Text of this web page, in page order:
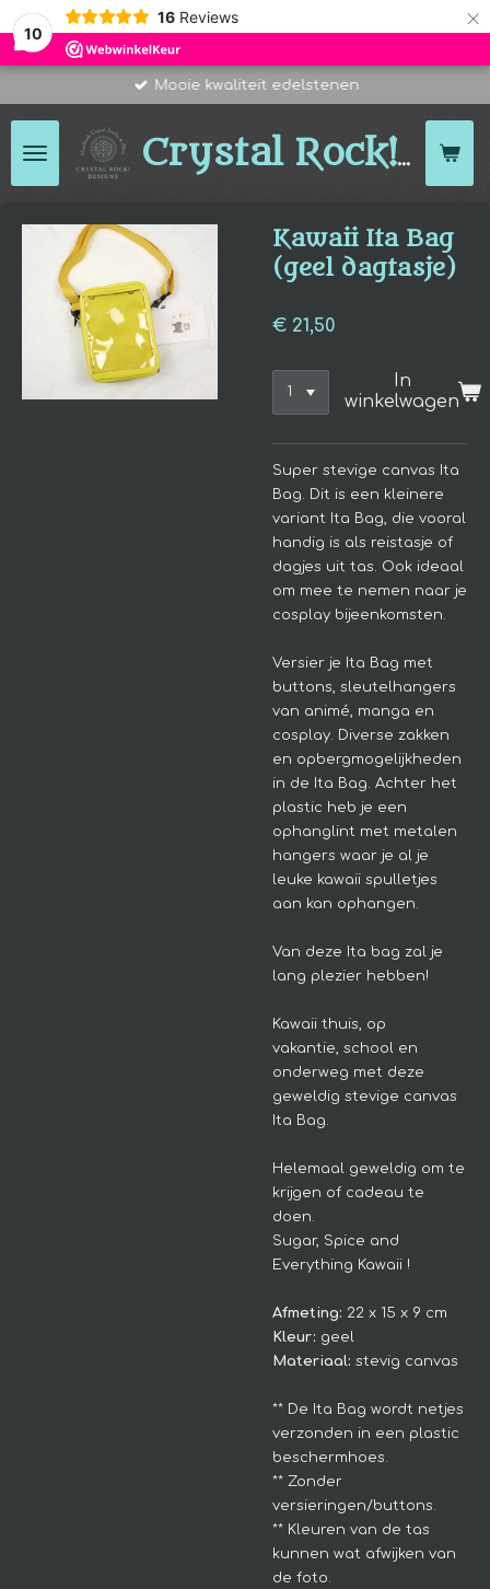
10
16 Reviews ×
Crystal Rock!
Mooie kwaliteit edelstenen
Kawaii Ita Bag
(geel dagtasje)
€ 21,50
In
winkelwagen
Super stevige canvas Ita
Bag. Dit is een kleinere
variant Ita Bag, die vooral
handig is als reistasje of
dagjes uit tas. Ook ideaal
om mee te nemen naar je
cosplay bijeenkomsten.
Versier je Ita Bag met
buttons, sleutelhangers
van animé, manga en
cosplay. Diverse zakken
en opbergmogelijkheden
in de Ita Bag. Achter het
plastic heb je een
ophanglint met metalen
hangers waar je al je
leuke kawaii spulletjes
aan kan ophangen.
Van deze Ita bag zal je
lang plezier hebben!
Kawaii thuis, op
vakantie, school en
onderweg met deze
geweldig stevige canvas
Ita Bag.
Helemaal geweldig om te
krijgen of cadeau te
doen.
Sugar, Spice and
Everything Kawaii !
Afmeting: 22 x 15 x 9 cm
Kleur: geel
Materiaal: stevig canvas
** De Ita Bag wordt netjes
verzonden in een plastic
beschermhoes.
** Zonder
versieringen/buttons.
** Kleuren van de tas
kunnen wat afwijken van
de foto.